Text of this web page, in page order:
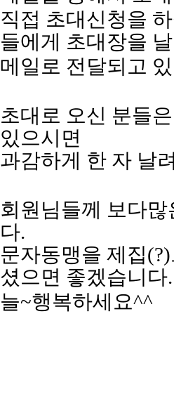
직접 초대신청을
들에게 초대장을
메일로 전달되고
초대로 오신 분들
있으시면
과감하게 한 자 날
회원님들께 보다
다.
문자동맹을 제집
셨으면 좋겠습니다.
늘~행복하세요^^